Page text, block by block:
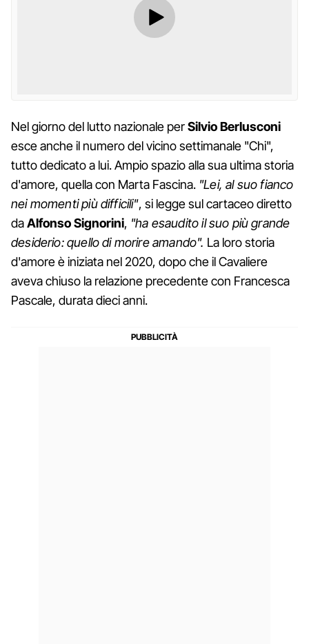
Nel giorno del lutto nazionale perSilvioBerlusconi
esce anche il numero del vicino settimanale "Chi",
tutto dedicato a lui. Ampio spazio alla sua ultima storia
d'amore, quella con Marta Fascina. "Lei, al suo fianco
nei momenti più difficili", si legge sul cartaceo diretto
daAlfonsoSignorini, "ha esaudito il suo più grande
desiderio: quello di morire amando". La loro storia
d'amore è iniziata nel 2020, dopo che il Cavaliere
aveva chiuso la relazione precedente con Francesca
Pascale, durata dieci anni.